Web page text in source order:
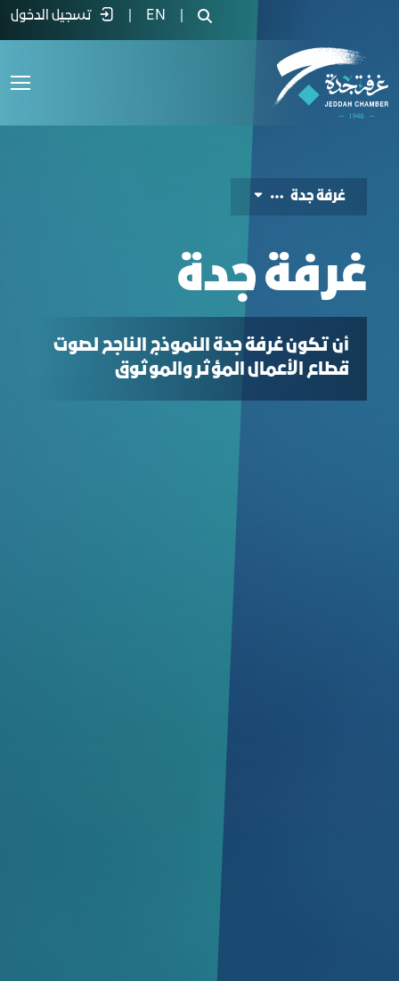
نبذة عن الغرفة وفروعها - غرفة جدة
EN تسجيل الدخول
ﻏﺮﻓﺔ ﺟﺪة
ﻏﺮﻓﺔ ﺟﺪة
أن تكون غرفة جدة النموذج الناجح لصوت
قطاع الأعمال المؤثر والموثوق